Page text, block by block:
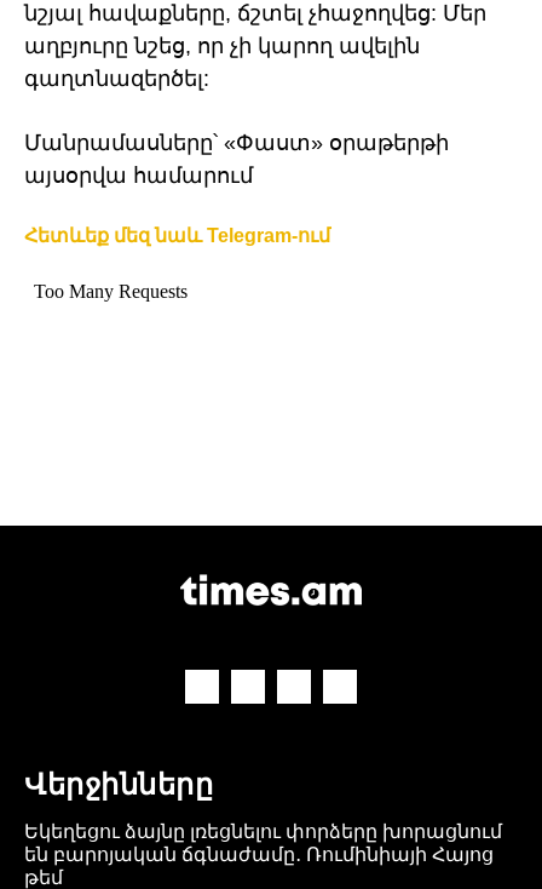
նշյալ հավաքները, ճշտել չհաջողվեց: Մեր
աղբյուրը նշեց, որ չի կարող ավելին
գաղտնազերծել:
Մանրամասները՝ «Փաստ» օրաթերթի
այսօրվա համարում
Հետևեք մեզ նաև Telegram-ում
Վերջինները
Եկեղեցու ձայնը լռեցնելու փորձերը խորացնում
են բարոյական ճգնաժամը․ Ռումինիայի Հայոց
թեմ